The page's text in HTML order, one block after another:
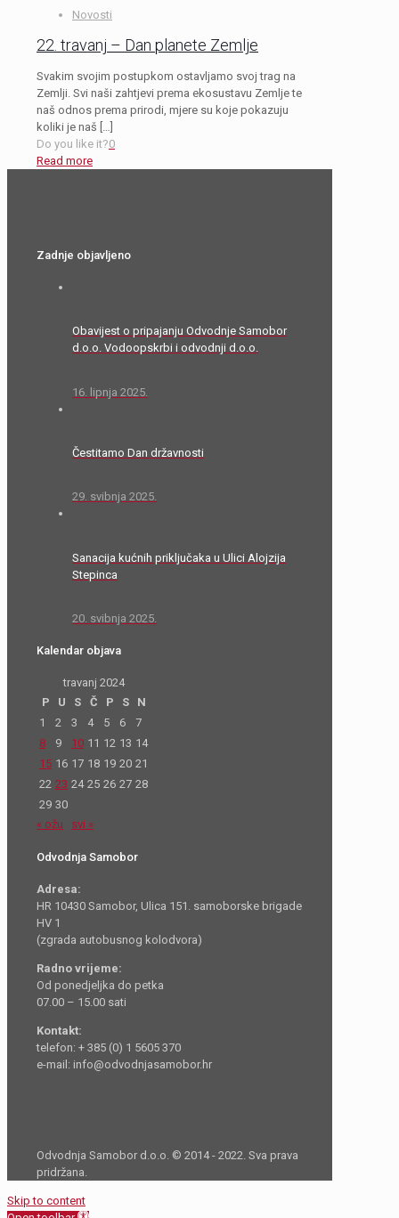
Novosti
22. travanj – Dan planete Zemlje
Svakim svojim postupkom ostavljamo svoj trag na
Zemlji. Svi naši zahtjevi prema ekosustavu Zemlje te
naš odnos prema prirodi, mjere su koje pokazuju
koliki je naš […]
Do you like it?0
Read more
Zadnje objavljeno
Obavijest o pripajanju Odvodnje Samobor
d.o.o. Vodoopskrbi i odvodnji d.o.o.
16. lipnja 2025.
Čestitamo Dan državnosti
29. svibnja 2025.
Sanacija kućnih priključaka u Ulici Alojzija
Stepinca
20. svibnja 2025.
Kalendar objava
travanj 2024
P
U S Č P S
N
1
2 3 4 5 6
7
8
9 10 11 12 13 14
15 16 17 18 19 20 21
22 23 24 25 26 27 28
29 30
« ožu
svi »
Odvodnja Samobor
Adresa:
HR 10430 Samobor, Ulica 151. samoborske brigade
HV 1
(zgrada autobusnog kolodvora)
Radno vrijeme:
Od ponedjeljka do petka
07.00 – 15.00 sati
Kontakt:
telefon: + 385 (0) 1 5605 370
e-mail: info@odvodnjasamobor.hr
Odvodnja Samobor d.o.o. © 2014 - 2022. Sva prava
pridržana.
Skip to content